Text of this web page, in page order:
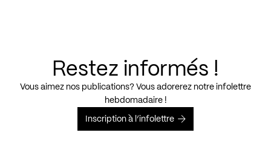
Restez informés !
Vous aimez nos publications? Vous adorerez notre infolettre
hebdomadaire !
Inscription à l’infolettre